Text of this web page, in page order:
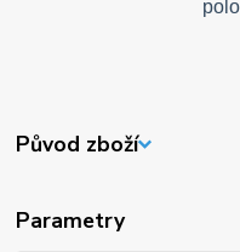
Původ zboží
Parametry